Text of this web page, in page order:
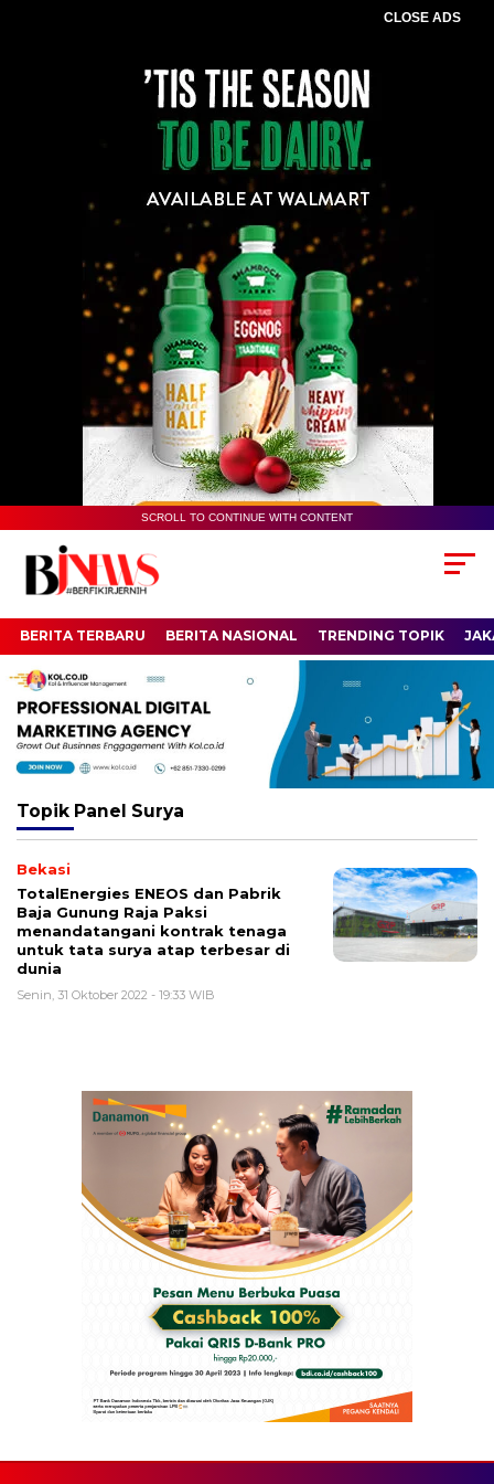
CLOSE ADS
SCROLL TO CONTINUE WITH CONTENT
BERITA TERBARU BERITA NASIONAL TRENDING TOPIK
Topik Panel Surya
Bekasi
TotalEnergies ENEOS dan Pabrik
Baja Gunung Raja Paksi
menandatangani kontrak tenaga
untuk tata surya atap terbesar di
dunia
Senin, 31 Oktober 2022 - 19:33 WIB